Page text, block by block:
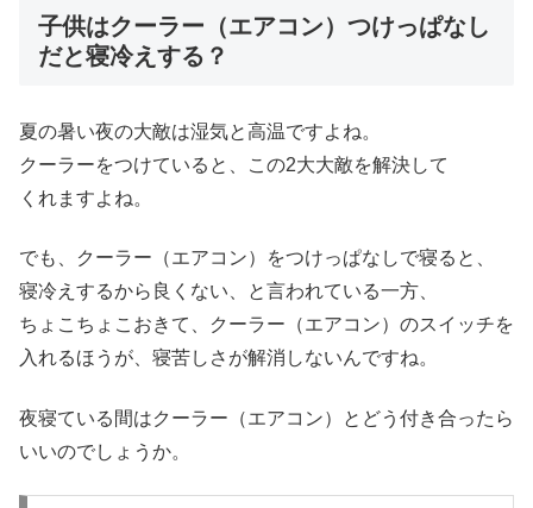
子供はクーラー（エアコン）つけっぱなし
だと寝冷えする？
夏の暑い夜の大敵は湿気と高温ですよね。
クーラーをつけていると、この2大大敵を解決して
くれますよね。
でも、クーラー（エアコン）をつけっぱなしで寝ると、
寝冷えするから良くない、と言われている一方、
ちょこちょこおきて、クーラー（エアコン）のスイッチを
入れるほうが、寝苦しさが解消しないんですね。
夜寝ている間はクーラー（エアコン）とどう付き合ったら
いいのでしょうか。